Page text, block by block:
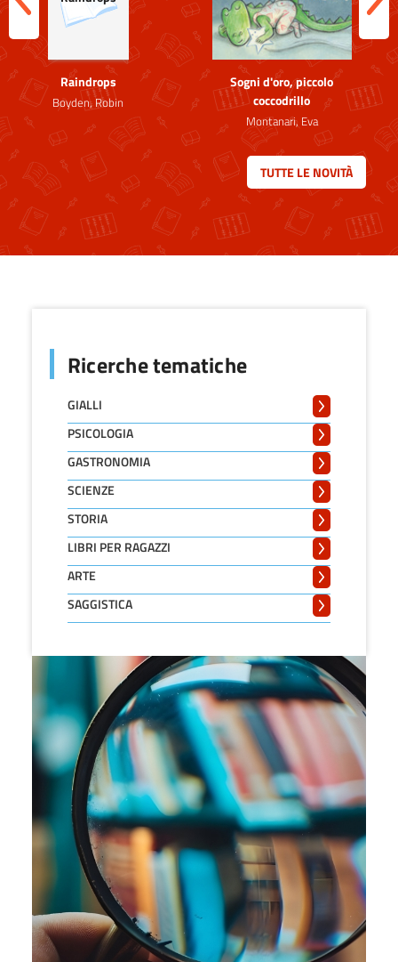
Raindrops
Boyden, Robin
Sogni d'oro, piccolo
coccodrillo
Montanari, Eva
TUTTE LE NOVITÀ
Ricerche tematiche
GIALLI
PSICOLOGIA
GASTRONOMIA
SCIENZE
STORIA
LIBRI PER RAGAZZI
ARTE
SAGGISTICA